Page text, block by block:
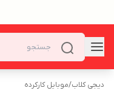
دیجی کلاب/موبایل کارکرده